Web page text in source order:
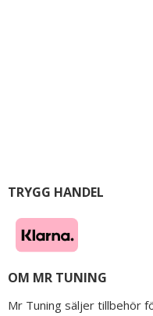
TRYGG HANDEL
OM MR TUNING
Mr Tuning säljer tillbehör